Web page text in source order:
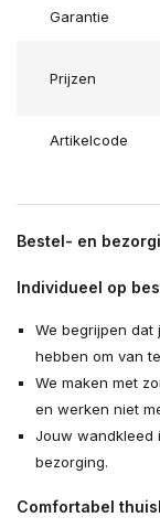
Garantie
Prijzen
Artikelcode
Bestel- en
Individueel op
We begrijpen dat
hebben om van
We maken met
en werken niet
Jouw wandkleed
bezorging.
Comfortabel